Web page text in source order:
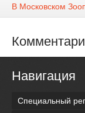
В Московском
Навигация
Специальный